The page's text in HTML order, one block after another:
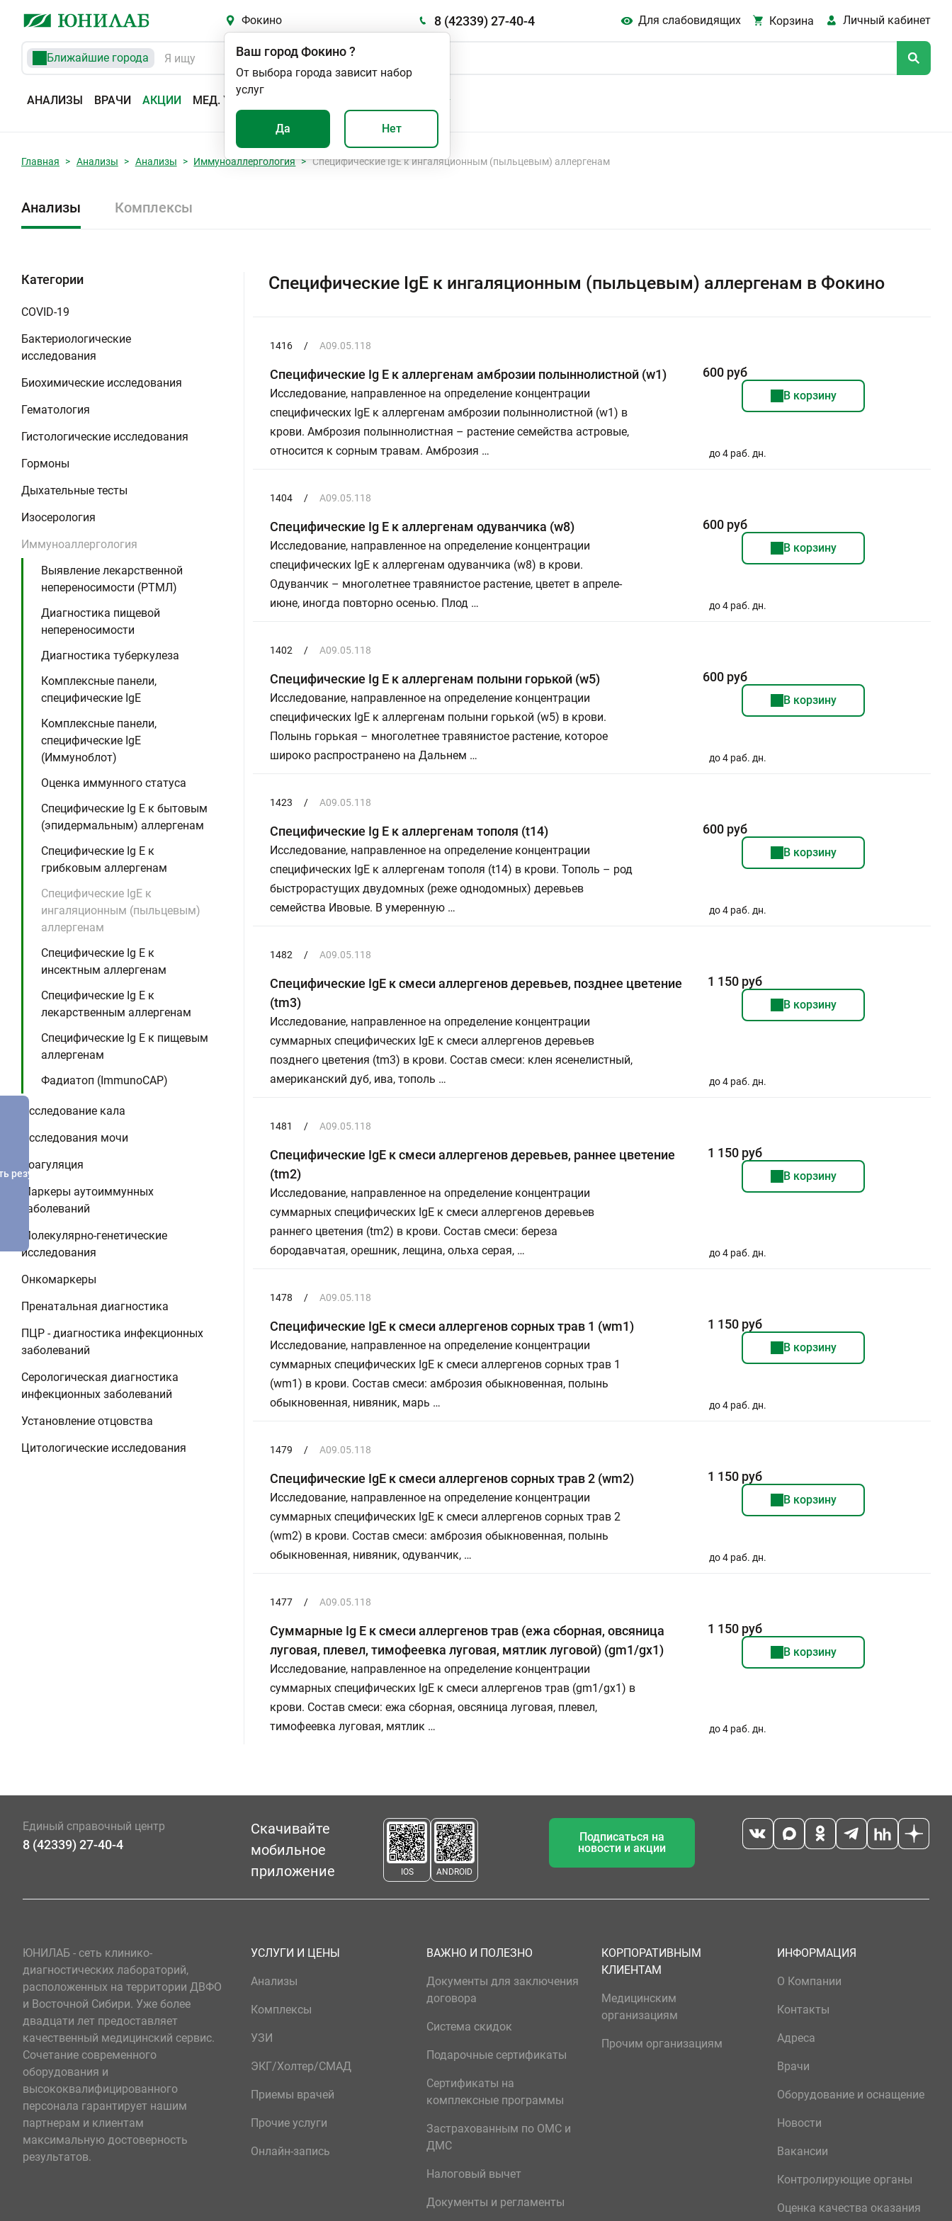
Фокино 8 (42339) 27-40-4 Для слабовидящих Корзина Личный кабинет
Ближайшие города
АНАЛИЗЫ ВРАЧИ АКЦИИ МЕД. УСЛУГИ
Ваш городФокино?
От выбора города зависит набор
услуг
Да Нет
Главная Анализы Анализы Иммуноаллергология Специфические IgE к ингаляционным (пыльцевым) аллергенам
Анализы Комплексы
Категории
COVID-19
Бактериологические
исследования
Биохимические исследования
Гематология
Гистологические исследования
Гормоны
Дыхательные тесты
Изосерология
Иммуноаллергология
Выявление лекарственной
непереносимости (РТМЛ)
Диагностика пищевой
непереносимости
Диагностика туберкулеза
Комплексные панели,
специфические IgE
Комплексные панели,
специфические IgE
(Иммуноблот)
Оценка иммунного статуса
Специфические Ig E к бытовым
(эпидермальным) аллергенам
Специфические Ig E к
грибковым аллергенам
Специфические IgE к
ингаляционным (пыльцевым)
аллергенам
Специфические Ig E к
инсектным аллергенам
Специфические Ig E к
лекарственным аллергенам
Специфические Ig E к пищевым
аллергенам
Фадиатоп (ImmunoCAP)
Исследование кала
Исследования мочи
Коагуляция
Маркеры аутоиммунных
заболеваний
Молекулярно-генетические
исследования
Онкомаркеры
Пренатальная диагностика
ПЦР - диагностика инфекционных
заболеваний
Серологическая диагностика
инфекционных заболеваний
Установление отцовства
Цитологические исследования
Специфические IgE к ингаляционным (пыльцевым) аллергенам в Фокино
1416 / A09.05.118
Специфические Ig E к аллергенам амброзии полыннолистной (w1)
Исследование, направленное на определение концентрации
специфических IgE к аллергенам амброзии полыннолистной (w1) в
крови. Амброзия полыннолистная – растение семейства астровые,
относится к сорным травам. Амброзия …
600 руб
В корзину
до 4 раб. дн.
1404 / A09.05.118
Специфические Ig E к аллергенам одуванчика (w8)
Исследование, направленное на определение концентрации
специфических IgE к аллергенам одуванчика (w8) в крови.
Одуванчик – многолетнее травянистое растение, цветет в апреле-
июне, иногда повторно осенью. Плод …
600 руб
В корзину
до 4 раб. дн.
1402 / A09.05.118
Специфические Ig E к аллергенам полыни горькой (w5)
Исследование, направленное на определение концентрации
специфических IgE к аллергенам полыни горькой (w5) в крови.
Полынь горькая – многолетнее травянистое растение, которое
широко распространено на Дальнем …
600 руб
В корзину
до 4 раб. дн.
1423 / A09.05.118
Специфические Ig E к аллергенам тополя (t14)
Исследование, направленное на определение концентрации
специфических IgE к аллергенам тополя (t14) в крови. Тополь – род
быстрорастущих двудомных (реже однодомных) деревьев
семейства Ивовые. В умеренную …
600 руб
В корзину
до 4 раб. дн.
1482 / A09.05.118
Специфические IgE к смеси аллергенов деревьев, позднее цветение
(tm3)
Исследование, направленное на определение концентрации
суммарных специфических IgE к смеси аллергенов деревьев
позднего цветения (tm3) в крови. Состав смеси: клен ясенелистный,
американский дуб, ива, тополь …
1 150 руб
В корзину
до 4 раб. дн.
1481 / A09.05.118
Специфические IgE к смеси аллергенов деревьев, раннее цветение
(tm2)
Исследование, направленное на определение концентрации
суммарных специфических IgE к смеси аллергенов деревьев
раннего цветения (tm2) в крови. Состав смеси: береза
бородавчатая, орешник, лещина, ольха серая, …
1 150 руб
В корзину
до 4 раб. дн.
1478 / A09.05.118
Специфические IgE к смеси аллергенов сорных трав 1 (wm1)
Исследование, направленное на определение концентрации
суммарных специфических IgE к смеси аллергенов сорных трав 1
(wm1) в крови. Состав смеси: амброзия обыкновенная, полынь
обыкновенная, нивяник, марь …
1 150 руб
В корзину
до 4 раб. дн.
1479 / A09.05.118
Специфические IgE к смеси аллергенов сорных трав 2 (wm2)
Исследование, направленное на определение концентрации
суммарных специфических IgE к смеси аллергенов сорных трав 2
(wm2) в крови. Состав смеси: амброзия обыкновенная, полынь
обыкновенная, нивяник, одуванчик, …
1 150 руб
В корзину
до 4 раб. дн.
1477 / A09.05.118
Суммарные Ig E к смеси аллергенов трав (ежа сборная, овсяница
луговая, плевел, тимофеевка луговая, мятлик луговой) (gm1/gх1)
Исследование, направленное на определение концентрации
суммарных специфических IgE к смеси аллергенов трав (gm1/gх1) в
крови. Состав смеси: ежа сборная, овсяница луговая, плевел,
тимофеевка луговая, мятлик …
1 150 руб
В корзину
до 4 раб. дн.
результатов
Единый справочный центр
8 (42339) 27-40-4
Скачивайте
мобильное
приложение
IOS ANDROID
Подписаться на
новости и акции
ЮНИЛАБ - сеть клинико-
диагностических лабораторий,
расположенных на территории ДВФО
и Восточной Сибири. Уже более
двадцати лет предоставляет
качественный медицинский сервис.
Сочетание современного
оборудования и
высококвалифицированного
персонала гарантирует нашим
партнерам и клиентам
максимальную достоверность
результатов.
УСЛУГИ И ЦЕНЫ
Анализы
Комплексы
УЗИ
ЭКГ/Холтер/СМАД
Приемы врачей
Прочие услуги
Онлайн-запись
ВАЖНО И ПОЛЕЗНО
Документы для заключения
договора
Система скидок
Подарочные сертификаты
Сертификаты на
комплексные программы
Застрахованным по ОМС и
ДМС
Налоговый вычет
Документы и регламенты
КОРПОРАТИВНЫМ
КЛИЕНТАМ
Медицинским
организациям
Прочим организациям
ИНФОРМАЦИЯ
О Компании
Контакты
Адреса
Врачи
Оборудование и оснащение
Новости
Вакансии
Контролирующие органы
Оценка качества оказания